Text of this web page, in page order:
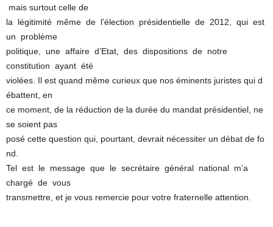
mais surtout celle de
la légitimité même de l’élection présidentielle de 2012, qui est
un problème
politique, une affaire d’Etat, des dispositions de notre
constitution ayant été
violées. Il est quand même curieux que nos éminents juristes qui d
ébattent, en
ce moment, de la réduction de la durée du mandat présidentiel, ne
se soient pas
posé cette question qui, pourtant, devrait nécessiter un débat de fo
nd.
Tel est le message que le secrétaire général national m’a
chargé de vous
transmettre, et je vous remercie pour votre fraternelle attention.